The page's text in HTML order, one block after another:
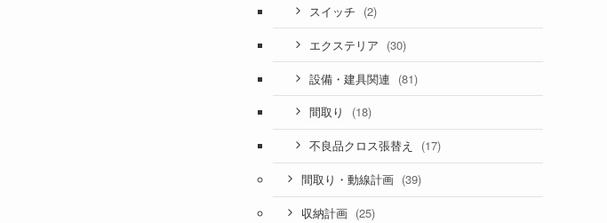
スイッチ (2)
エクステリア (30)
設備・建具関連 (81)
間取り (18)
不良品クロス張替え (17)
間取り・動線計画 (39)
収納計画 (25)